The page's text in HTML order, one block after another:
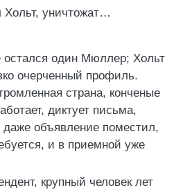
Хольт, уничтожат…
остался один Мюллер; Хольт
очерченный профиль.
страна, конченые
диктует письма,
даже объявление поместил,
и в приемной уже
крупный человек лет